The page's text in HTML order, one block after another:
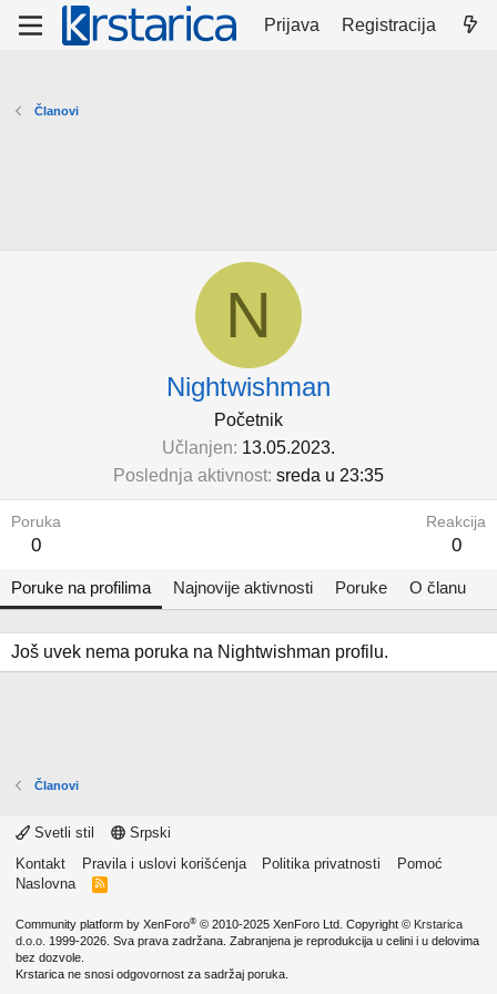
Prijava Registracija
Članovi
N
Nightwishman
Početnik
Učlanjen 13.05.2023.
Poslednja aktivnost sreda u 23:35
Poruka
0
Reakcija
0
Poruke na profilima Najnovije aktivnosti Poruke O članu
Još uvek nema poruka na Nightwishman profilu.
Članovi
Svetli stil
Srpski
Kontakt
Pravila i uslovi korišćenja Politika privatnosti
Pomoć
Naslovna
R
Community platform by XenForo® © 2010-2025 XenForo Ltd. Copyright © Krstarica
d.o.o. 1999-2026. Sva prava zadržana. Zabranjena je reprodukcija u celini i u delovima
bez dozvole.
Krstarica ne snosi odgovornost za sadržaj poruka.